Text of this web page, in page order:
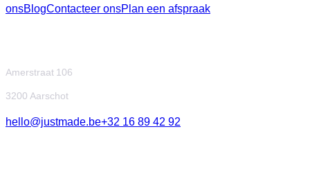
onsBlogContacteer onsPlan een afspraak
Amerstraat 106
3200 Aarschot
hello@justmade.be+32 16 89 42 92